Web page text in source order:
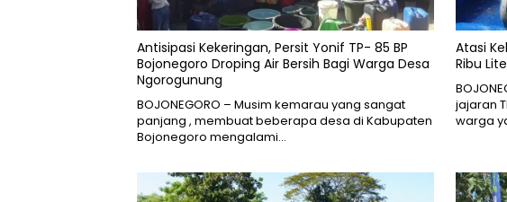
Antisipasi Kekeringan, Persit Yonif TP- 85 BP
Bojonegoro Droping Air Bersih Bagi Warga Desa
Ngorogunung
BOJONEGORO – Musim kemarau yang sangat
panjang , membuat beberapa desa di Kabupaten
Bojonegoro mengalami…
Atasi
Ribu
jajaran
warga